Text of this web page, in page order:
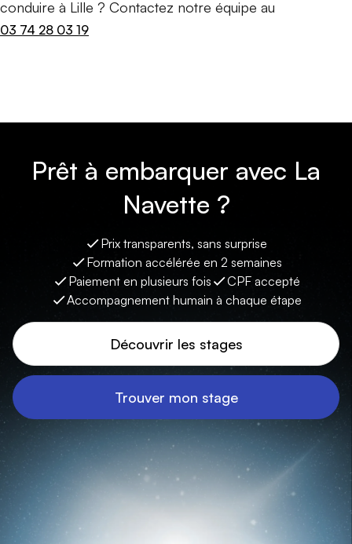
conduire à Lille ? Contactez notre équipe au
03 74 28 03 19
Prêt à embarquer avec La
Navette ?
Prix transparents, sans surprise
Formation accélérée en 2 semaines
Paiement en plusieurs fois
CPF accepté
Accompagnement humain à chaque étape
Découvrir les stages
Trouver mon stage